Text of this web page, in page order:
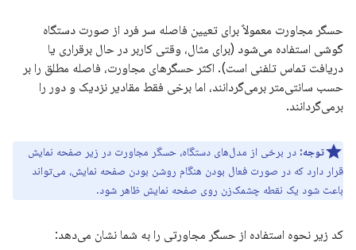
حسگر مجاورت معمولاً برای تعیین فاصله سر فرد از صورت دستگاه
گوشی استفاده می‌شود (برای مثال، وقتی کاربر در حال برقراری یا
دریافت تماس تلفنی است). اکثر حسگرهای مجاورت، فاصله مطلق را بر
حسب سانتی‌متر برمی‌گردانند، اما برخی فقط مقادیر نزدیک و دور را
برمی‌گردانند.
توجه: در برخی از مدل‌های دستگاه، حسگر مجاورت در زیر صفحه نمایش
قرار دارد که در صورت فعال بودن هنگام روشن بودن صفحه نمایش، می‌تواند
باعث شود یک نقطه چشمک‌زن روی صفحه نمایش ظاهر شود.
کد زیر نحوه استفاده از حسگر مجاورتی را به شما نشان می‌دهد: